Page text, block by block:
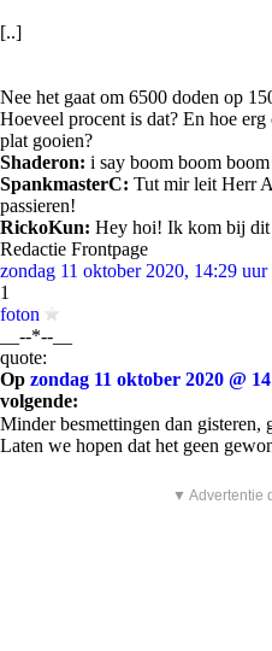
[..]
Nee het gaat om 6500 doden op
Hoeveel procent is dat? En hoe
plat gooien?
Shaderon: i say boom boom
SpankmasterC: Tut mir leit Herr
passieren!
RickoKun: Hey hoi! Ik kom bij dit
Redactie Frontpage
zondag 11 oktober 2020, 14:29 uur
1
foton
__--*--__
quote:
Op zondag 11 oktober 2020 @
volgende:
Minder besmettingen dan gisteren,
Laten we hopen dat het geen
▼ Advertentie